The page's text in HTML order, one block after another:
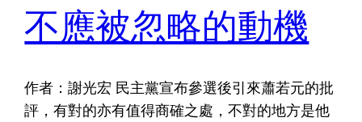
不應被忽略的動機
作者：謝光宏 民主黨宣布參選後引來蕭若元的批
評，有對的亦有值得商確之處，不對的地方是他